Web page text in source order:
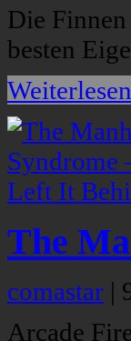
Die
besten
Weiterlesen
The
comastar |
Arcade